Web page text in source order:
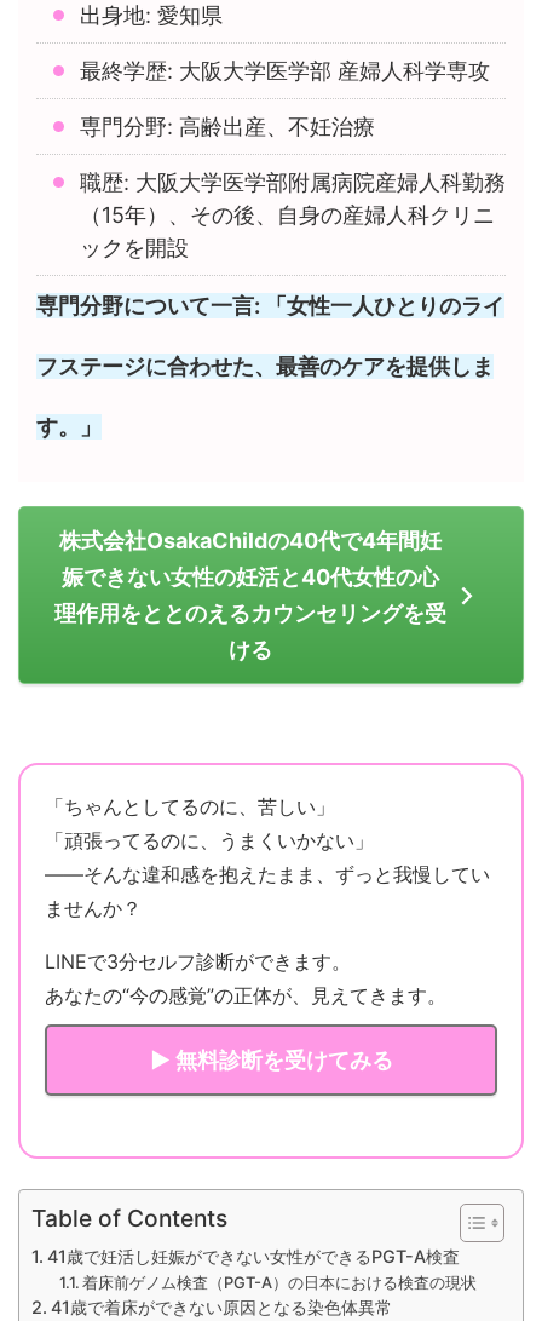
出身地: 愛知県
最終学歴: 大阪大学医学部 産婦人科学専攻
専門分野: 高齢出産、不妊治療
職歴: 大阪大学医学部附属病院産婦人科勤務
（15年）、その後、自身の産婦人科クリニ
ックを開設
専門分野について一言: 「女性一人ひとりのライ
フステージに合わせた、最善のケアを提供しま
す。」
株式会社OsakaChildの40代で4年間妊
娠できない女性の妊活と40代女性の心
理作用をととのえるカウンセリングを受
ける
「ちゃんとしてるのに、苦しい」
「頑張ってるのに、うまくいかない」
——そんな違和感を抱えたまま、ずっと我慢してい
ませんか？
LINEで3分セルフ診断ができます。
あなたの“今の感覚”の正体が、見えてきます。
▶ 無料診断を受けてみる
Table of Contents
41歳で妊活し妊娠ができない女性ができるPGT-A検査
着床前ゲノム検査（PGT-A）の日本における検査の現状
41歳で着床ができない原因となる染色体異常